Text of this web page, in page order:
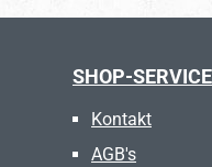
SHOP-SERVICE
Kontakt
AGB's